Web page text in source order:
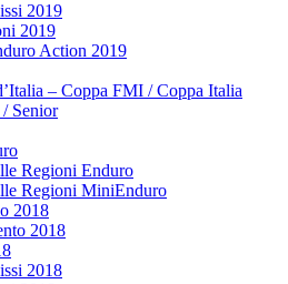
2019
2019
Action 2019
– Coppa FMI / Coppa Italia
Senior
Regioni Enduro
Regioni MiniEnduro
2018
2018
2018